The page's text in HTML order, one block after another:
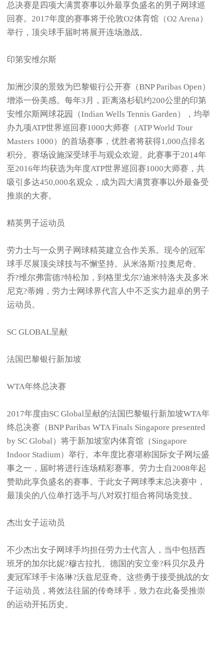
总决赛是四项大满贯赛事以外最享负盛名的男子网球巡
回赛。2017年度的赛事将于伦敦O2体育馆（O2 Arena）
举行，顶尖球手届时将展开连场激战。
印第安维尔斯
加洲沙漠的景致为巴黎银行公开赛（BNP Paribas Open）
增添一份美感。每年3月，距离洛杉矶约200公里的印第
安维尔斯网球花园（Indian Wells Tennis Garden），均举
办九项ATP世界巡回赛1000大师赛（ATP World Tour
Masters 1000）的首场赛事，优胜者将获得1,000点排名
积分。赛场设施深受球手与观众欢迎。此赛事于2014年
至2016年均获选为年度ATP世界巡回赛1000大师赛，共
吸引多达450,000名观众，成为四大满贯赛事以外最备受
推祟的大赛。
精英男子运动员
劳力士与一众男子网球精英建立合作关系。现今的冠军
球手尽展顶尖球技与不懈坚持。从米洛斯?拉奥尼奇、
乔?维尔弗雷德?特松加，到格里戈尔?迪米特洛夫及多米
尼克?蒂姆，劳力士网球界代言人中不乏实力超卓的男子
运动员。
SC GLOBAL呈献
法国巴黎银行新加坡
WTA年终总决赛
2017年度由SC Global呈献的法国巴黎银行新加坡WTA年
终总决赛（BNP Paribas WTA Finals Singapore presented
by SC Global）将于新加坡室内体育馆（Singapore
Indoor Stadium）举行。本年度比赛堪称国际女子网坛盛
事之一，届时将进行连场精彩赛事。劳力士自2008年起
赞助此享负盛名的赛事。于此女子网球季末总决赛中，
最顶尖的八位单打选手与八对双打组合将同场竞技。
杰出女子运动员
不少杰出女子网球手均担任劳力士代言人，当中包括西
班牙的加尔比妮?穆古拉扎、德国的安立奎?科贝尔及丹
麦冠军球手卡洛琳?沃兹尼亚奇。这些勇于接受挑战的女
子运动员，将效法往届的传奇球手，致力在此备受推崇
的运动开拓历史。